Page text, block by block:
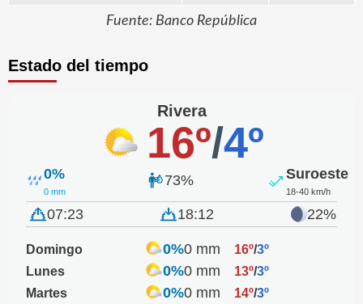
Fuente: Banco República
Estado del tiempo
Rivera
16º/4º
0%
0 mm
73% Suroeste
18-40 km/h
07:23 18:12 22%
Domingo 0%0 mm 16º/3º
Lunes
0%0 mm 13º/3º
Martes
0%0 mm 14º/3º